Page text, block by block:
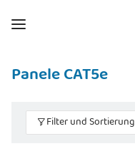
Panele CAT5e
Filter und Sortierung